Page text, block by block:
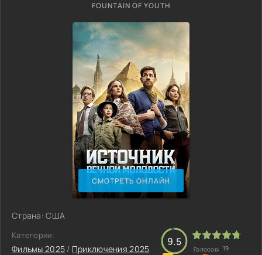
FOUNTAIN OF YOUTH
СМОТРЕТЬ ОНЛАЙН
Страна: США
Категории:
Фильмы 2025 / Приключения 2025
9.5
Голосов: 19